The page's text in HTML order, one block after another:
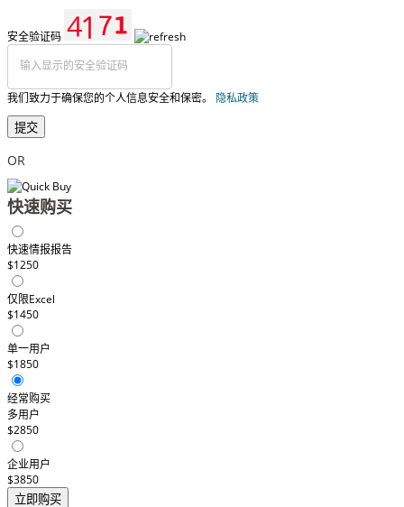
安全验证码
我们致力于确保您的个人信息安全和保密。 隐私政策
提交
OR
快速购买
快速情报报告
$1250
仅限Excel
$1450
单一用户
$1850
经常购买
多用户
$2850
企业用户
$3850
立即购买